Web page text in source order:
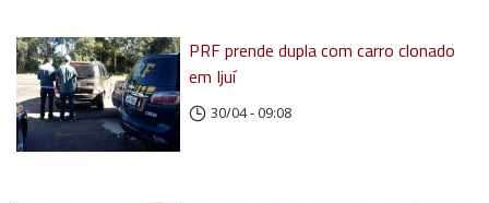
PRF prende dupla com carro clonado
em Ijuí
30/04 - 09:08